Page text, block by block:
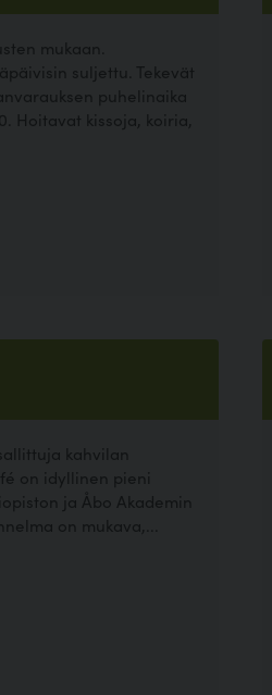
mukaan.
suljettu. Tekevät
puhelinaika
Hoitavat kissoja, koiria,
kahvilan
on idyllinen pieni
ja Åbo Akademin
on mukava,...